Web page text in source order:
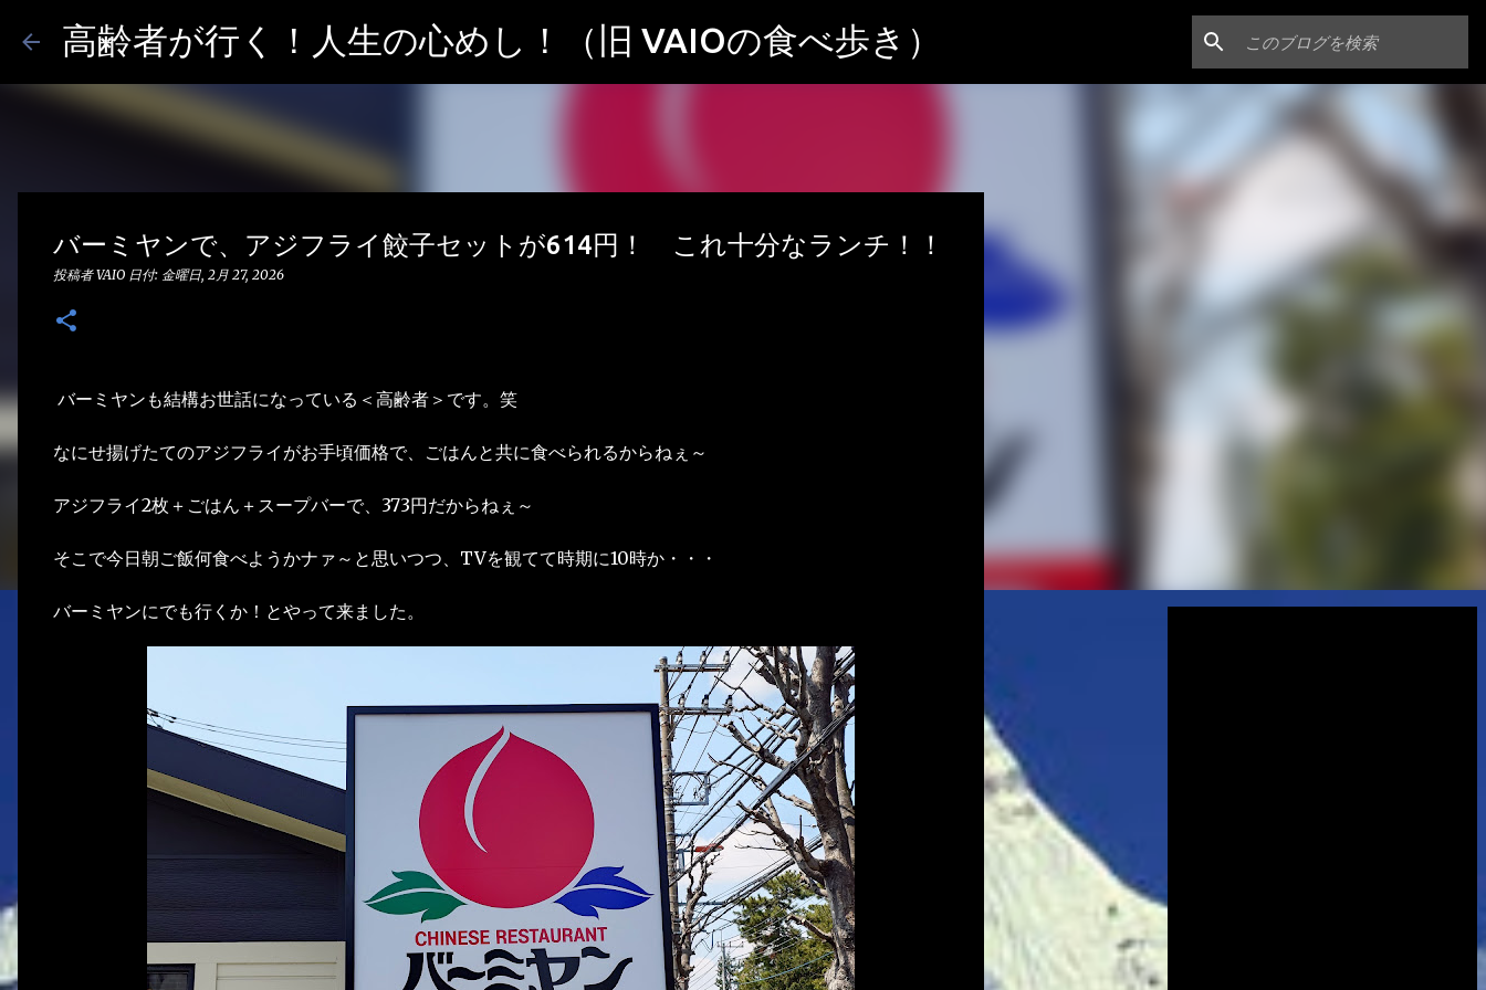
スキップしてメイン コンテンツに移動
高齢者が行く！人生の心めし！（旧 VAIOの食べ歩き）
バーミヤンで、アジフライ餃子セットが614円！ これ十分なランチ！！
投稿者VAIO 日付: 金曜日, 2月 27, 2026
バーミヤンも結構お世話になっている＜高齢者＞です。笑
なにせ揚げたてのアジフライがお手頃価格で、ごはんと共に食べられるからねぇ～
アジフライ2枚＋ごはん＋スープバーで、373円だからねぇ～
そこで今日朝ご飯何食べようかナァ～と思いつつ、TVを観てて時期に10時か・・・
バーミヤンにでも行くか！とやって来ました。